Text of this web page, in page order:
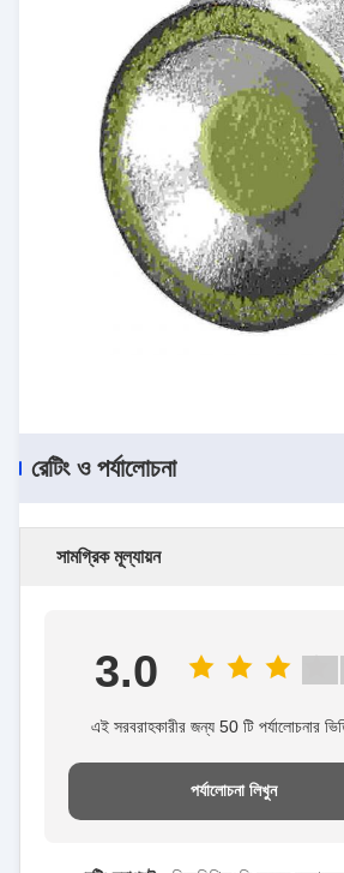
রেটিং ও পর্যালোচনা
সামগ্রিক মূল্যায়ন
3.0
এই সরবরাহকারীর জন্য 50 টি পর্যালোচনার
পর্যালোচনা লিখুন